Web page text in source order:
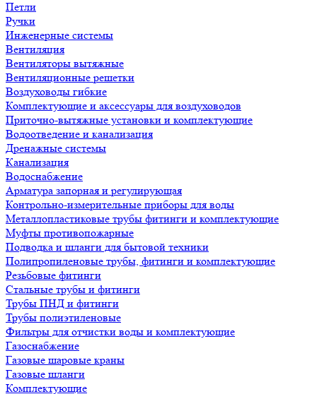
Петли
Ручки
Инженерные системы
Вентиляция
Вентиляторы вытяжные
Вентиляционные решетки
Воздуховоды гибкие
Комплектующие и аксессуары для воздуховодов
Приточно-вытяжные установки и комплектующие
Водоотведение и канализация
Дренажные системы
Канализация
Водоснабжение
Арматура запорная и регулирующая
Контрольно-измерительные приборы для воды
Металлопластиковые трубы фитинги и комплектующие
Муфты противопожарные
Подводка и шланги для бытовой техники
Полипропиленовые трубы, фитинги и комплектующие
Резьбовые фитинги
Стальные трубы и фитинги
Трубы ПНД и фитинги
Трубы полиэтиленовые
Фильтры для отчистки воды и комплектующие
Газоснабжение
Газовые шаровые краны
Газовые шланги
Комплектующие